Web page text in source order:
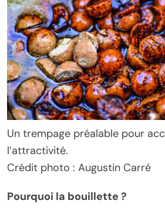
Un trempage préalable pour
l’attractivité.
Crédit photo : Augustin Carré
Pourquoi la bouillette ?